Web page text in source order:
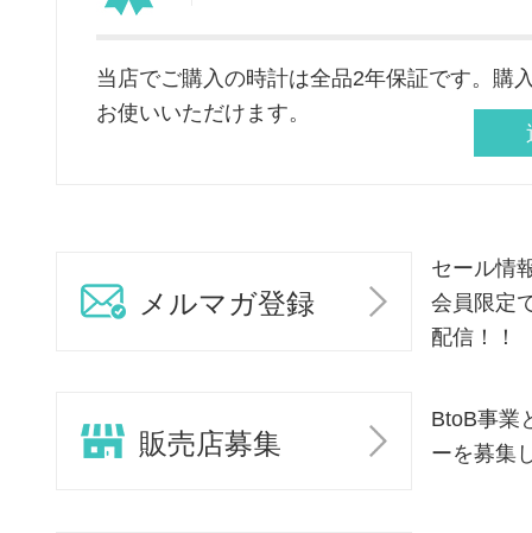
当店でご購入の時計は全品2年保証です。購
お使いいただけます。
メルマガ登録
セール情
会員限定
配信！！
販売店募集
BtoB事業
ーを募集